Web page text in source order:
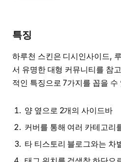
특징
하루천 스킨은 디시인사이드,
서 유명한 대형 커뮤니티를 참
적인 특징으로 7가지를 꼽을 수
양 옆으로 2개의 사이드바
커버를 통해 여러 카테고리
타 티스토리 블로그와는 차